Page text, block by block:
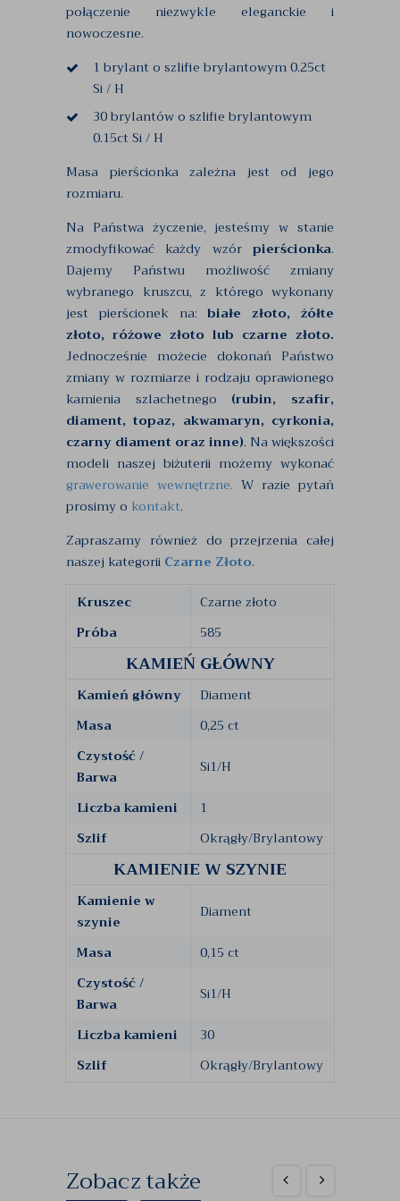
połączenie niezwykle eleganckie i
nowoczesne.
1 brylant o szlifie brylantowym 0.25ct
Si / H
30 brylantów o szlifie brylantowym
0.15ct Si / H
Masa pierścionka zależna jest od jego
rozmiaru.
Na Państwa życzenie, jesteśmy w stanie
zmodyfikować każdy wzór pierścionka.
Dajemy Państwu możliwość zmiany
wybranego kruszcu, z którego wykonany
jest pierścionek na:białe złoto, żółte
złoto, różowe złoto lub czarne złoto.
Jednocześnie możecie dokonań Państwo
zmiany w rozmiarze i rodzaju oprawionego
kamienia szlachetnego (rubin, szafir,
diament, topaz, akwamaryn, cyrkonia,
czarny diament oraz inne). Na większości
modeli naszej biżuterii możemy wykonać
grawerowanie wewnętrzne. W razie pytań
prosimy o kontakt.
Zapraszamy również do przejrzenia całej
naszej kategorii Czarne Złoto.
Kruszec
Czarne złoto
Próba
585
KAMIEŃ GŁÓWNY
Kamień główny
Diament
Masa
0,25 ct
Czystość /
Barwa
Si1/H
Liczba kamieni
1
Szlif
Okrągły/Brylantowy
KAMIENIE W SZYNIE
Kamienie w
szynie
Diament
Masa
0,15 ct
Czystość /
Barwa
Si1/H
Liczba kamieni
30
Szlif
Okrągły/Brylantowy
Zobacz także